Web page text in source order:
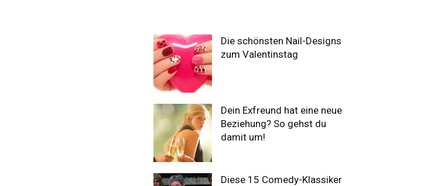
Die schönsten Nail-Designs
zum Valentinstag
Dein Exfreund hat eine neue
Beziehung? So gehst du
damit um!
Diese 15 Comedy-Klassiker